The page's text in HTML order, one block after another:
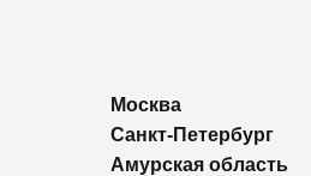
Москва
Санкт-Петербург
Амурская область